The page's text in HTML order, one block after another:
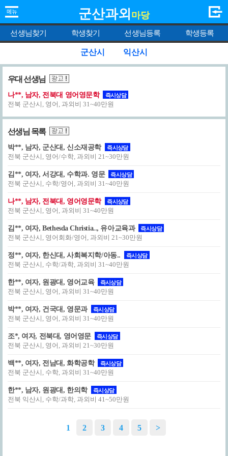
군산과외 마당
선생님찾기 학생찾기 선생님등록 학생등록
군산시 익산시
우대 선생님
나**, 남자, 전북대 영어영문학 즉시상담
전북 군산시, 영어, 과외비 31~40만원
선생님 목록
박**, 남자, 군산대, 신소재공학 즉시상담
전북 군산시, 영어/수학, 과외비 21~30만원
김**, 여자, 서강대, 수학과. 영문 즉시상담
전북 군산시, 수학/영어, 과외비 31~40만원
나**, 남자, 전북대, 영어영문학 즉시상담
전북 군산시, 영어, 과외비 31~40만원
김**, 여자, Bethesda Christia.., 유아교육과 즉시상담
전북 군산시, 영어회화/영어, 과외비 21~30만원
정**, 여자, 한신대, 사회복지학/아동.. 즉시상담
전북 군산시, 수학/과학, 과외비 31~40만원
한**, 여자, 원광대, 영어교육 즉시상담
전북 군산시, 영어, 과외비 31~40만원
박**, 여자, 건국대, 영문과 즉시상담
전북 군산시, 영어, 과외비 31~40만원
조*, 여자, 전북대, 영어영문 즉시상담
전북 군산시, 영어, 과외비 21~30만원
백**, 여자, 전남대, 화학공학 즉시상담
전북 군산시, 수학, 과외비 31~40만원
한**, 남자, 원광대, 한의학 즉시상담
전북 익산시, 수학/과학, 과외비 41~50만원
1 2 3 4 5 >